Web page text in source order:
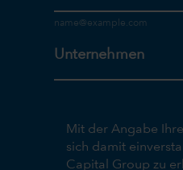
Unternehmen
Mit der Angabe
sich damit
Capital Group zu